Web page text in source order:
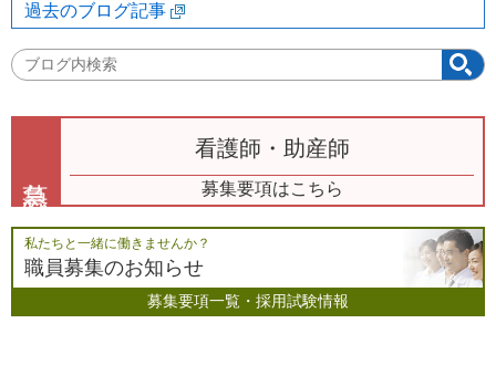
過去のブログ記事
ブ
ロ
看護師・助産師
募集要項はこちら
私たちと一緒に働きませんか？
職員募集のお知らせ
募集要項一覧・採用試験情報